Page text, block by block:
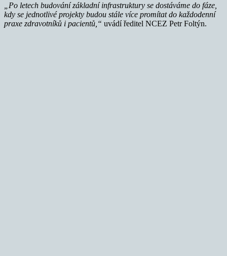
„Po letech budování základní infrastruktury se dostáváme do fáze,
kdy se jednotlivé projekty budou stále více promítat do každodenní
praxe zdravotníků i pacientů,“ uvádí ředitel NCEZ Petr Foltýn.